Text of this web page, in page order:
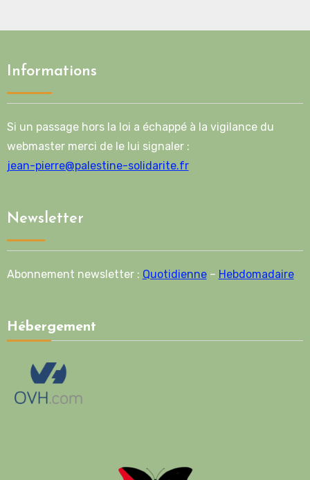
Informations
Si un passage hors la loi a échappé à la vigilance du
webmaster merci de le lui signaler :
jean-pierre@palestine-solidarite.fr
Newsletter
Abonnement newsletter : Quotidienne– Hebdomadaire
Hébergement